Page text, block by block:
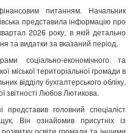
питанням. Начальник
представила інформацію про
2026 року, в якій детально
та видатки за вказаний період.
соціально-економічного та
міської територіальної громади в
відділу бухгалтерського обліку,
звітності Любов Лютикова.
представив головний спеціаліст
Він ознайомив присутніх із
освіти громади та іншими